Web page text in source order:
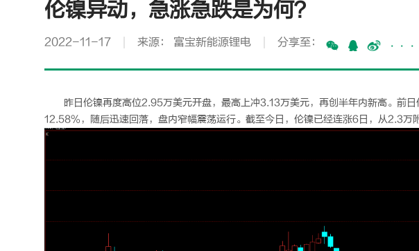
伦镍异动，急涨急跌是为何？
2022-11-17 来源： 富宝新能源锂电 分享至： ···
昨日伦镍再度高位2.95万美元开盘，最高上冲3.13万美元，再创半年内新高。前
12.58%，随后迅速回落，盘内窄幅震荡运行。截至今日，伦镍已经连涨6日，从2.3万